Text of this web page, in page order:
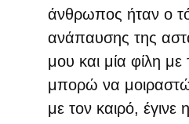
άνθρωπος ήταν ο
ανάπαυσης της
μου και μία φίλη με
μπορώ να
με τον καιρό,